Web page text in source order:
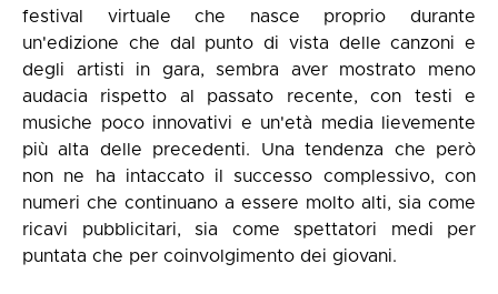
festival virtuale che nasce proprio durante
un'edizione che dal punto di vista delle canzoni e
degli artisti in gara, sembra aver mostrato meno
audacia rispetto al passato recente, con testi e
musiche poco innovativi e un'età media lievemente
più alta delle precedenti. Una tendenza che però
non ne ha intaccato il successo complessivo, con
numeri che continuano a essere molto alti, sia come
ricavi pubblicitari, sia come spettatori medi per
puntata che per coinvolgimento dei giovani.